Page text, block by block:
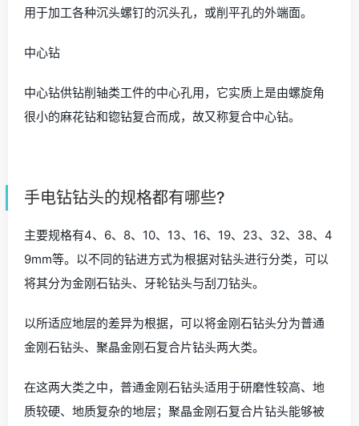
用于加工各种沉头螺钉的沉头孔，或削平孔的外端面。
中心钻
中心钻供钻削轴类工件的中心孔用，它实质上是由螺旋角
很小的麻花钻和锪钻复合而成，故又称复合中心钻。
手电钻钻头的规格都有哪些?
主要规格有4、6、8、10、13、16、19、23、32、38、4
9mm等。以不同的钻进方式为根据对钻头进行分类，可以
将其分为金刚石钻头、牙轮钻头与刮刀钻头。
以所适应地层的差异为根据，可以将金刚石钻头分为普通
金刚石钻头、聚晶金刚石复合片钻头两大类。
在这两大类之中，普通金刚石钻头适用于研磨性较高、地
质较硬、地质复杂的地层；聚晶金刚石复合片钻头能够被